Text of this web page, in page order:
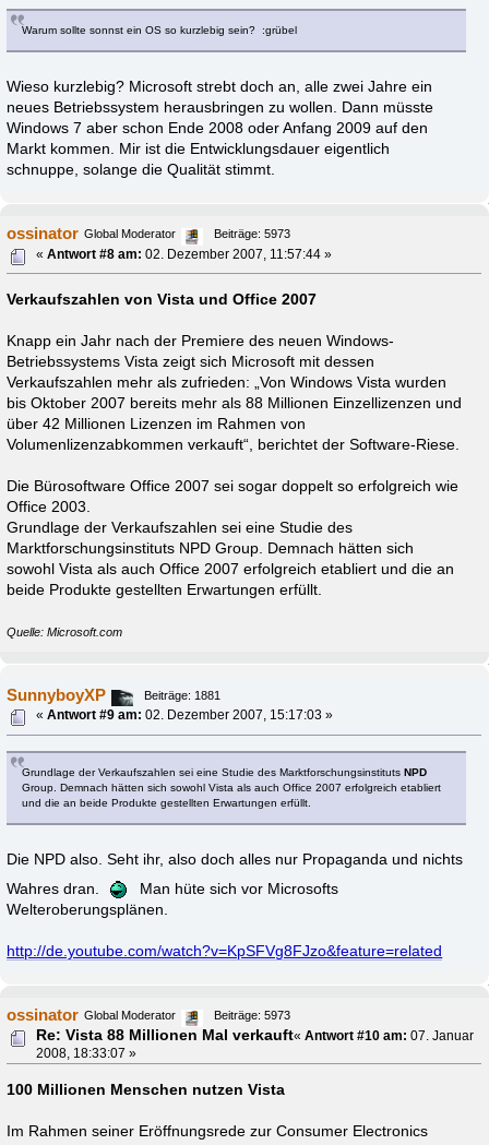
Warum sollte sonnst ein OS so kurzlebig sein? :grübel
Wieso kurzlebig? Microsoft strebt doch an, alle zwei Jahre ein
neues Betriebssystem herausbringen zu wollen. Dann müsste
Windows 7 aber schon Ende 2008 oder Anfang 2009 auf den
Markt kommen. Mir ist die Entwicklungsdauer eigentlich
schnuppe, solange die Qualität stimmt.
ossinator Global Moderator
Beiträge: 5973
«Antwort #8 am: 02. Dezember 2007, 11:57:44 »
Verkaufszahlen von Vista und Office 2007
Knapp ein Jahr nach der Premiere des neuen Windows-
Betriebssystems Vista zeigt sich Microsoft mit dessen
Verkaufszahlen mehr als zufrieden: „Von Windows Vista wurden
bis Oktober 2007 bereits mehr als 88 Millionen Einzellizenzen und
über 42 Millionen Lizenzen im Rahmen von
Volumenlizenzabkommen verkauft“, berichtet der Software-Riese.
Die Bürosoftware Office 2007 sei sogar doppelt so erfolgreich wie
Office 2003.
Grundlage der Verkaufszahlen sei eine Studie des
Marktforschungsinstituts NPD Group. Demnach hätten sich
sowohl Vista als auch Office 2007 erfolgreich etabliert und die an
beide Produkte gestellten Erwartungen erfüllt.
Quelle: Microsoft.com
SunnyboyXP
Beiträge: 1881
«Antwort #9 am: 02. Dezember 2007, 15:17:03 »
Grundlage der Verkaufszahlen sei eine Studie des MarktforschungsinstitutsNPD
Group. Demnach hätten sich sowohl Vista als auch Office 2007 erfolgreich etabliert
und die an beide Produkte gestellten Erwartungen erfüllt.
Die NPD also. Seht ihr, also doch alles nur Propaganda und nichts
Wahres dran.
Man hüte sich vor Microsofts
Welteroberungsplänen.
http://de.youtube.com/watch?v=KpSFVg8FJzo&feature=related
ossinator Global Moderator Beiträge: 5973
Re: Vista 88 Millionen Mal verkauft«Antwort #10 am: 07. Januar
2008, 18:33:07 »
100 Millionen Menschen nutzen Vista
Im Rahmen seiner Eröffnungsrede zur Consumer Electronics